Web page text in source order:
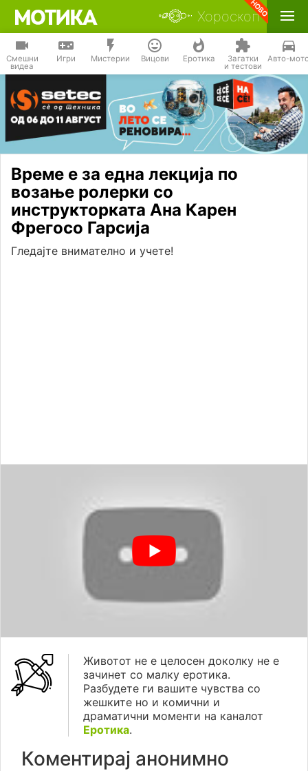
Хороскоп
Смешни
видеа
Игри Мистерии Вицови Еротика Загатки
и тестови
Авто-
Време е за една лекција по
возање ролерки со
инструкторката Ана Карен
Фрегосо Гарсија
Гледајте внимателно и учете!
Животот не е целосен доколку не е
зачинет со малку еротика.
Разбудете ги вашите чувства со
жешките но и комични и
драматични моменти на каналот
Еротика.
Коментирај анонимно